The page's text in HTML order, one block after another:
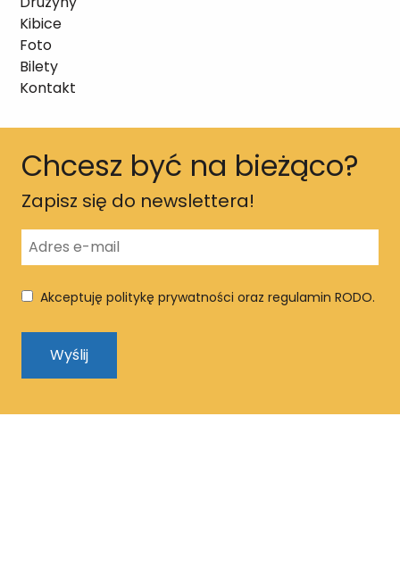
Kibice
Foto
Bilety
Kontakt
Chcesz być na bieżąco?
Zapisz się do newslettera!
Akceptuję politykę prywatności oraz regulamin RODO.